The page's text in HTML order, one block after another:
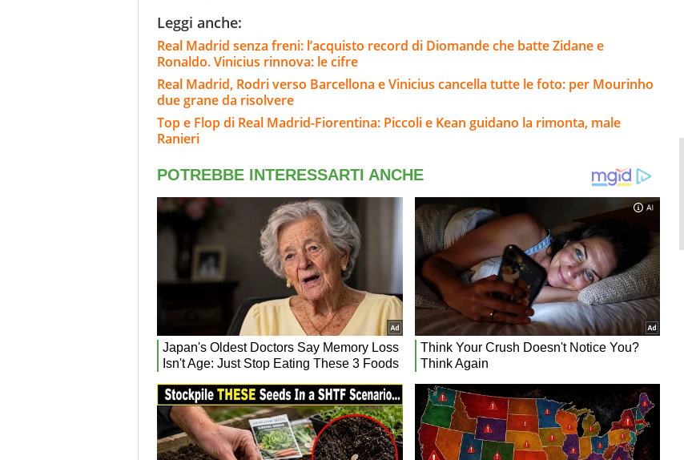
Leggi anche:
Real Madrid senza freni: l’acquisto record di Diomande che batte Zidane e
Ronaldo. Vinicius rinnova: le cifre
Real Madrid, Rodri verso Barcellona e Vinicius cancella tutte le foto: per Mourinho
due grane da risolvere
Top e Flop di Real Madrid-Fiorentina: Piccoli e Kean guidano la rimonta, male
Ranieri